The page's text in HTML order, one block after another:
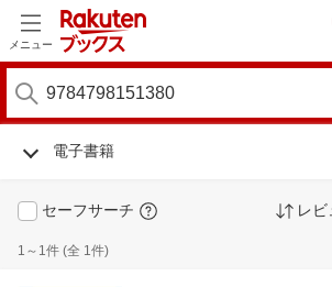
メニュー
電子書籍
セーフサーチ レ
1～1件 (全 1件)